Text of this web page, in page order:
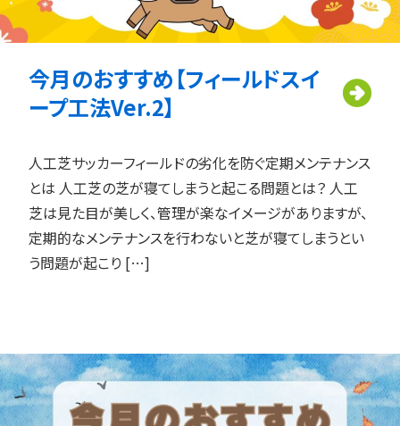
今月のおすすめ【フィールドスイ
ープ工法Ver.2】
人工芝サッカーフィールドの劣化を防ぐ定期メンテナンス
とは 人工芝の芝が寝てしまうと起こる問題とは？ 人工
芝は見た目が美しく、管理が楽なイメージがありますが、
定期的なメンテナンスを行わないと芝が寝てしまうとい
う問題が起こり […]